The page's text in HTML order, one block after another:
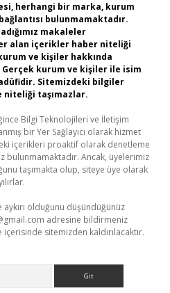
herhangi bir marka, kurum
bulunmamaktadır.
makaleler
alan içerikler haber niteliği
ve kişiler hakkında
Gerçek kurum ve kişiler ile isim
Sitemizdeki bilgiler
taşımazlar.
Bilgi Teknolojileri ve İletişim
bir Yer Sağlayıcı olarak hizmet
içerikleri proaktif olarak denetleme
bulunmamaktadır. Ancak, üyelerimiz
taşımakta olup, siteye üye olarak
olduğunu düşündüğünüz
adresine bildirmeniz
sitemizden kaldırılacaktır.